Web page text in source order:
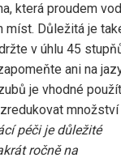
která proudem
míst. Důležitá je
v úhlu 45
ani na
je vhodné použít
množství
péči je důležité
ročně na